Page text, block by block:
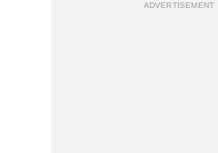
ADVERTISEMENT